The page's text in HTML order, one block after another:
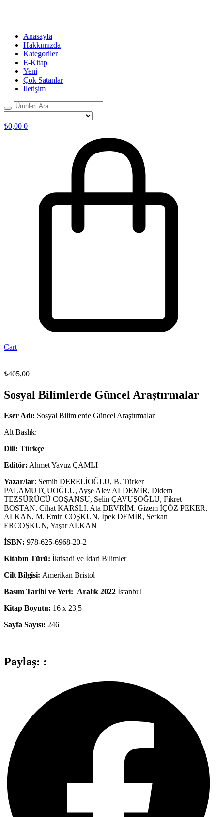
Anasayfa
Hakkımızda
Kategoriler
E-Kitap
Yeni
Çok Satanlar
İletişim
₺0,00 0
Cart
₺405,00
Sosyal Bilimlerde Güncel Araştırmalar
Eser Adı: Sosyal Bilimlerde Güncel Araştırmalar
Alt Baslık:
Dili: Türkçe
Editör: Ahmet Yavuz ÇAMLI
Yazar/lar: Semih DERELİOĞLU, B. Türker
PALAMUTÇUOĞLU, Ayşe Alev ALDEMİR, Didem
TEZSÜRÜCÜ COŞANSU, Selin ÇAVUŞOĞLU, Fikret
BOSTAN, Cihat KARSLI, Ata DEVRİM, Gizem İÇÖZ PEKER,
ALKAN, M. Emin COŞKUN, İpek DEMİR, Serkan
ERCOŞKUN, Yaşar ALKAN
İSBN: 978-625-6968-20-2
Kitabın Türü: İktisadi ve İdari Bilimler
Cilt Bilgisi: Amerikan Bristol
Basım Tarihi ve Yeri: Aralık 2022 İstanbul
Kitap Boyutu: 16 x 23,5
Sayfa Sayısı: 246
Paylaş: :